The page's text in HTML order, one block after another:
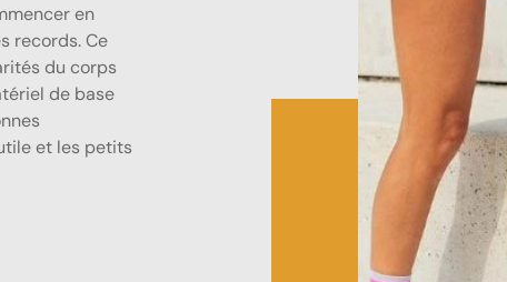
en
records. Ce
du corps
de base
et les petits